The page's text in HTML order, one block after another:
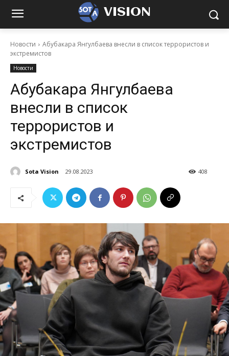
VISION
Новости
Абубакара Янгулбаева внесли в список террористов и
экстремистов
Новости
Абубакара Янгулбаева
внесли в список
террористов и
экстремистов
Sota Vision 29.08.2023 408